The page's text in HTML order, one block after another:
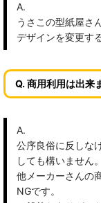
A.
うさこの型紙屋さ
デザインを変更す
Q. 商用利用は出来
A.
公序良俗に反しな
しても構いません。
他メーカーさんの
NGです。